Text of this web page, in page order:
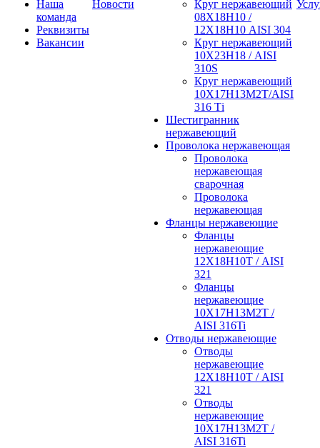
Наша
команда
Реквизиты
Вакансии
Новости
Круг нержавеющий
08Х18Н10 /
12Х18Н10 AISI 304
Круг нержавеющий
10Х23Н18 / AISI
310S
Круг нержавеющий
10Х17Н13М2Т/AISI
316 Тi
Шестигранник
нержавеющий
Проволока нержавеющая
Проволока
нержавеющая
сварочная
Проволока
нержавеющая
Фланцы нержавеющие
Фланцы
нержавеющие
12Х18Н10Т / AISI
321
Фланцы
нержавеющие
10Х17Н13М2Т /
AISI 316Ti
Отводы нержавеющие
Отводы
нержавеющие
12Х18Н10Т / AISI
321
Отводы
нержавеющие
10Х17Н13М2Т /
AISI 316Ti